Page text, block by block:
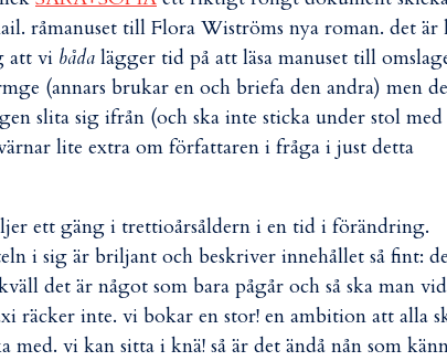
råmanuset till Flora Wiströms nya roman. det är
att vi båda lägger tid på att läsa manuset till
(annars brukar en och briefa den andra) men
slita sig ifrån (och ska inte sticka under stol
lite extra om författaren i fråga i just detta
ett gäng i trettioårsåldern i en tid i förändring.
i sig är briljant och beskriver innehållet så fint:
det är något som bara pågår och så ska man
räcker inte. vi bokar en stor! en ambition att alla
med. vi kan sitta i knä! så är det ändå nån som